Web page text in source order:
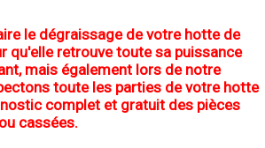
le dégraissage de votre hotte de
qu'elle retrouve toute sa puissance
mais également lors de notre
toute les parties de votre hotte
complet et gratuit des pièces
cassées.